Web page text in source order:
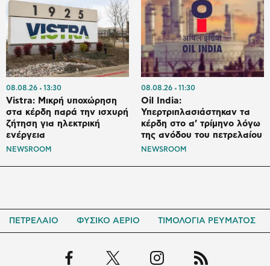
08.08.26 13:30
Vistra: Μικρή υποχώρηση
στα κέρδη παρά την ισχυρή
ζήτηση για ηλεκτρική
ενέργεια
NEWSROOM
08.08.26 11:30
Oil India:
Υπερτριπλασιάστηκαν τα
κέρδη στο α’ τρίμηνο λόγω
της ανόδου του πετρελαίου
NEWSROOM
ΠΕΤΡΕΛΑΙΟ ΦΥΣΙΚΟ ΑΕΡΙΟ ΤΙΜΟΛΟΓΙΑ ΡΕΥΜΑΤΟΣ